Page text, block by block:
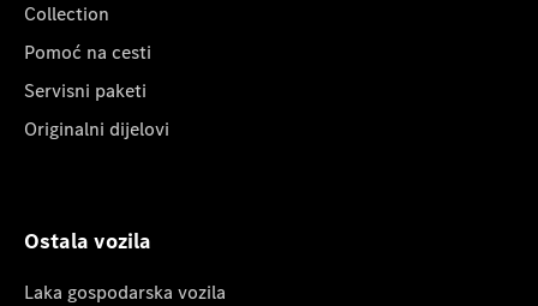
Collection
Pomoć na cesti
Servisni paketi
Originalni dijelovi
Ostala vozila
Laka gospodarska vozila